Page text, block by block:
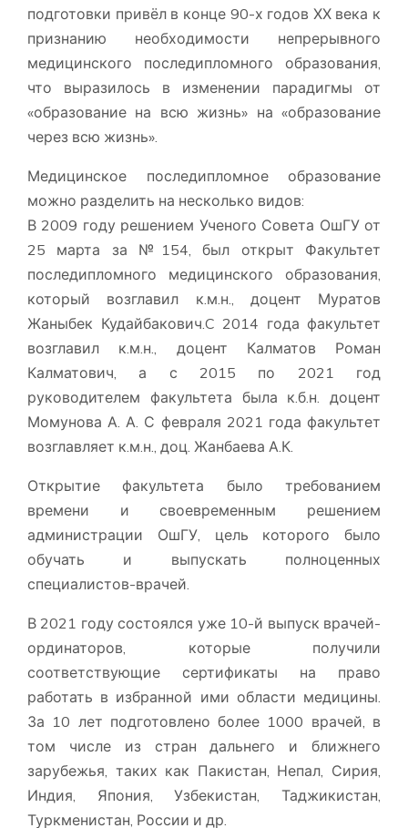
подготовки привёл в конце 90-х годов ХХ века к
признанию необходимости непрерывного
медицинского последипломного образования,
что выразилось в изменении парадигмы от
«образование на всю жизнь» на «образование
через всю жизнь».
Медицинское последипломное образование
можно разделить на несколько видов:
В 2009 году решением Ученого Совета ОшГУ от
25 марта за №154, был открыт Факультет
последипломного медицинского образования,
который возглавил к.м.н., доцент Муратов
Жаныбек Кудайбакович.C 2014 года факультет
возглавил к.м.н., доцент Калматов Роман
Калматович, а с 2015 по 2021 год
руководителем факультета была к.б.н. доцент
Момунова А. А. С февраля 2021 года факультет
возглавляет к.м.н., доц. Жанбаева А.К.
Открытие факультета было требованием
времени и своевременным решением
администрации ОшГУ, цель которого было
обучать и выпускать полноценных
специалистов-врачей.
В 2021 году состоялся уже 10-й выпуск врачей-
ординаторов, которые получили
соответствующие сертификаты на право
работать в избранной ими области медицины.
За 10 лет подготовлено более 1000 врачей, в
том числе из стран дальнего и ближнего
зарубежья, таких как Пакистан, Непал, Сирия,
Индия, Япония, Узбекистан, Таджикистан,
Туркменистан, России и др.